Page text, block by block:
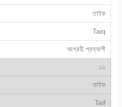
তাইক
Taiq
আগ্রহী প্রত্যাশী
১২
তাইফ
Taif